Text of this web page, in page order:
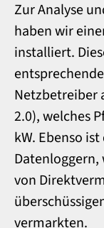
Zur Analyse
haben wir
installiert.
Netzbetreiber
2.0), welches
kW. Ebenso
von
vermarkten.